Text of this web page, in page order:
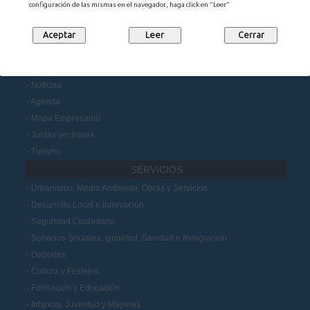
configuración de las mismas en el navegador, haga click en "Leer"
Datos Abiertos
Noticias
Agenda
Mapa Empresarial
Juntas vecinales
Turismo
SERVICIOS
Urbanismo, Medio Ambiente, Obras y Servicios
Desarrollo Local e Innovación
Seguridad Ciudadana
Servicios Sociales, Igualdad, Sanidad e Inmigración
Deportes
Cultura y Festejos
Formación y Educación
Infancia, Juventud y Mayores